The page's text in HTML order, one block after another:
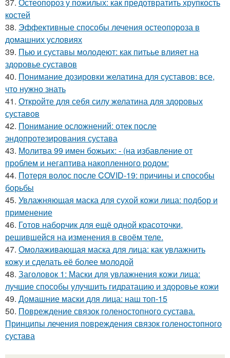
костей
38. Эффективные способы лечения остеопороза в
домашних условиях
39. Пью и суставы молодеют: как питьье влияет на
здоровье суставов
40. Понимание дозировки желатина для суставов: все,
что нужно знать
41. Откройте для себя силу желатина для здоровых
суставов
42. Понимание осложнений: отек после
эндопротезирования сустава
43. Молитва 99 имен божьих: - (на избавление от
проблем и негаптива накопленного родом:
44. Потеря волос после COVID-19: причины и способы
борьбы
45. Увлажняющая маска для сухой кожи лица: подбор и
применение
46. Готов наборчик для ещё одной красоточки,
решившейся на изменения в своём теле.
47. Омолаживающая маска для лица: как увлажнить
кожу и сделать её более молодой
48. Заголовок 1: Маски для увлажнения кожи лица:
лучшие способы улучшить гидратацию и здоровье кожи
49. Домашние маски для лица: наш топ-15
50. Повреждение связок голеностопного сустава.
Принципы лечения повреждения связок голеностопного
сустава